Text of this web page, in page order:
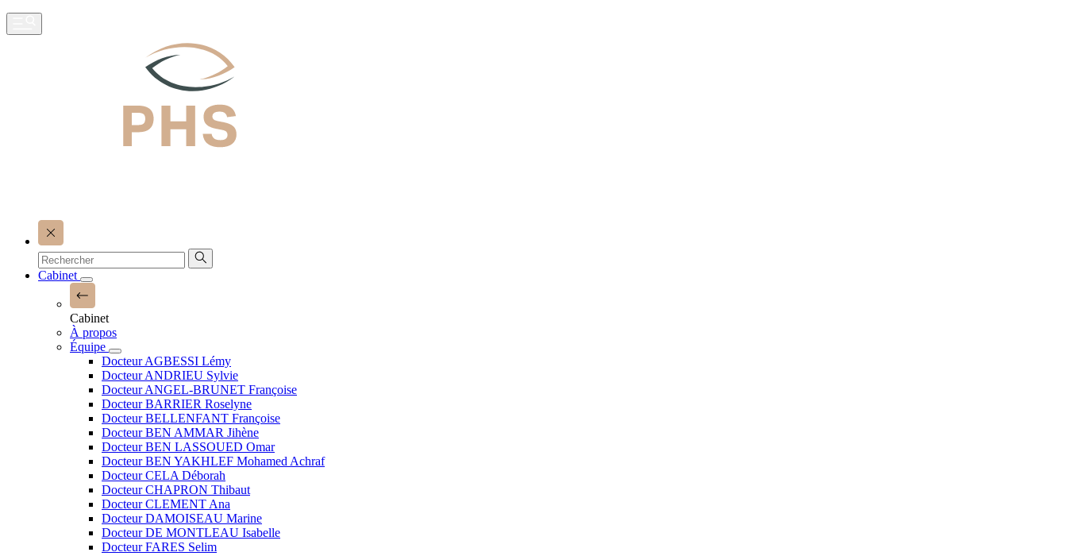
Cabinet
Cabinet
À propos
Équipe
Docteur AGBESSI Lémy
Docteur ANDRIEU Sylvie
Docteur ANGEL-BRUNET Françoise
Docteur BARRIER Roselyne
Docteur BELLENFANT Françoise
Docteur BEN AMMAR Jihène
Docteur BEN LASSOUED Omar
Docteur BEN YAKHLEF Mohamed Achraf
Docteur CELA Déborah
Docteur CHAPRON Thibaut
Docteur CLEMENT Ana
Docteur DAMOISEAU Marine
Docteur DE MONTLEAU Isabelle
Docteur FARES Selim